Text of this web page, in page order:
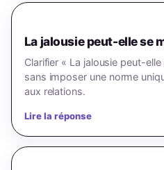
La jalousie peut-elle se
Clarifier « La jalousie peut-
sans imposer une norme
aux relations.
Lire la réponse